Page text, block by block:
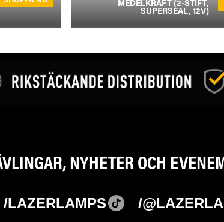
MEDELKRAFT (2-STIFT,
SUPERSEAL, 12V)
NYHETER OCH
/LAZERLAMPS /